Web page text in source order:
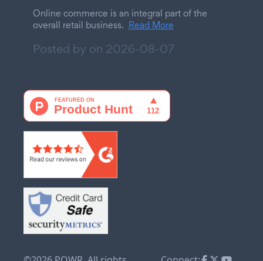
Online commerce is an integral part of the
overall retail business. Read More
Posted by on 2026-08-07